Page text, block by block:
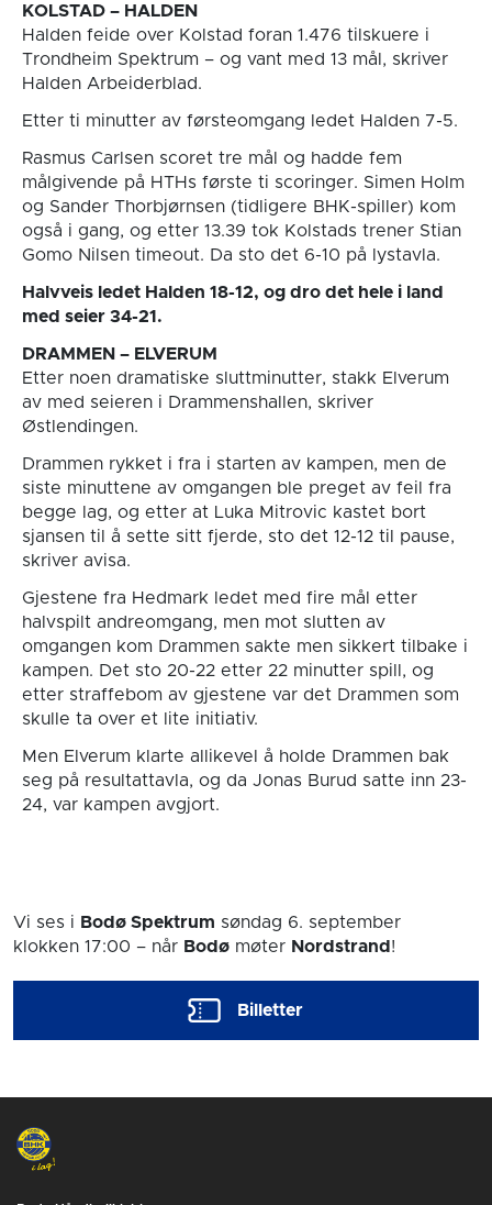
KOLSTAD – HALDEN
Halden feide over Kolstad foran 1.476 tilskuere i
Trondheim Spektrum – og vant med 13 mål, skriver
Halden Arbeiderblad.
Etter ti minutter av førsteomgang ledet Halden 7-5.
Rasmus Carlsen scoret tre mål og hadde fem
målgivende på HTHs første ti scoringer. Simen Holm
og Sander Thorbjørnsen (tidligere BHK-spiller) kom
også i gang, og etter 13.39 tok Kolstads trener Stian
Gomo Nilsen timeout. Da sto det 6-10 på lystavla.
Halvveis ledet Halden 18-12, og dro det hele i land
med seier 34-21.
DRAMMEN – ELVERUM
Etter noen dramatiske sluttminutter, stakk Elverum
av med seieren i Drammenshallen, skriver
Østlendingen.
Drammen rykket i fra i starten av kampen, men de
siste minuttene av omgangen ble preget av feil fra
begge lag, og etter at Luka Mitrovic kastet bort
sjansen til å sette sitt fjerde, sto det 12-12 til pause,
skriver avisa.
Gjestene fra Hedmark ledet med fire mål etter
halvspilt andreomgang, men mot slutten av
omgangen kom Drammen sakte men sikkert tilbake i
kampen. Det sto 20-22 etter 22 minutter spill, og
etter straffebom av gjestene var det Drammen som
skulle ta over et lite initiativ.
Men Elverum klarte allikevel å holde Drammen bak
seg på resultattavla, og da Jonas Burud satte inn 23-
24, var kampen avgjort.
Vi ses i Bodø Spektrum søndag 6. september
klokken 17:00 – når Bodø møter Nordstrand !
Billetter